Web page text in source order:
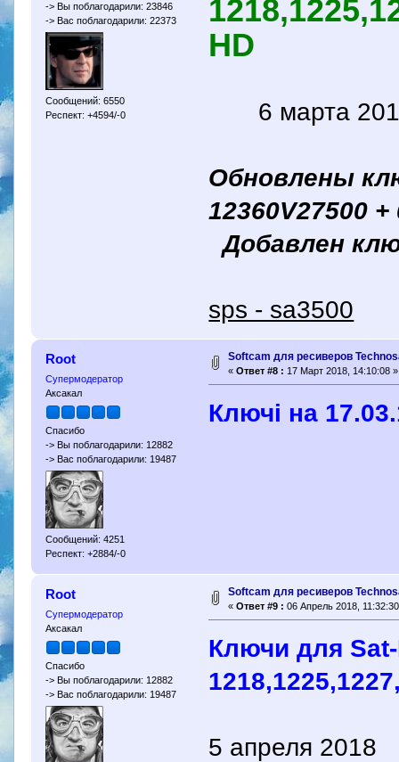
-> Вы поблагодарили: 23846
-> Вас поблагодарили: 22373
Сообщений: 6550
Респект: +4594/-0
HD
6 марта
Обновлены
12360V27500
Добавлен
sps - sa3500
Root
Супермодератор
Аксакал
Спасибо
-> Вы поблагодарили: 12882
-> Вас поблагодарили: 19487
Сообщений: 4251
Респект: +2884/-0
Softcam для ресиверов
« Ответ #8 : 17 Март 2018, 14:10:08 »
Ключі на
Root
Супермодератор
Аксакал
Спасибо
-> Вы поблагодарили: 12882
-> Вас поблагодарили: 19487
Softcam для ресиверов
« Ответ #9 : 06 Апрель 2018,
Ключи для
5 апреля 2018